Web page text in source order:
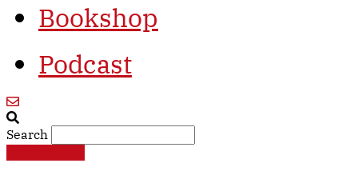
Bookshop
Podcast
Search